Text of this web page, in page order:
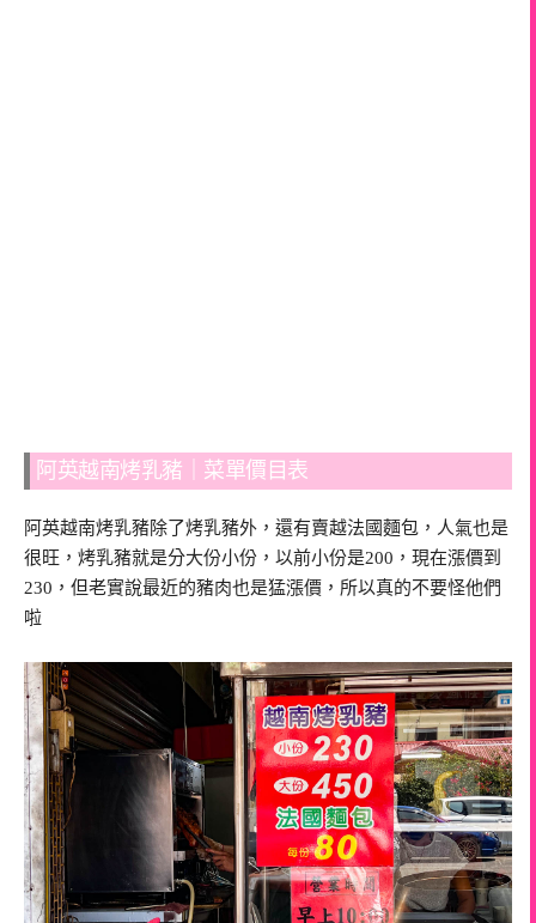
阿英越南烤乳豬｜菜單價目表
阿英越南烤乳豬除了烤乳豬外，還有賣越法國麵包，人氣也是
很旺，烤乳豬就是分大份小份，以前小份是200，現在漲價到
230，但老實說最近的豬肉也是猛漲價，所以真的不要怪他們
啦